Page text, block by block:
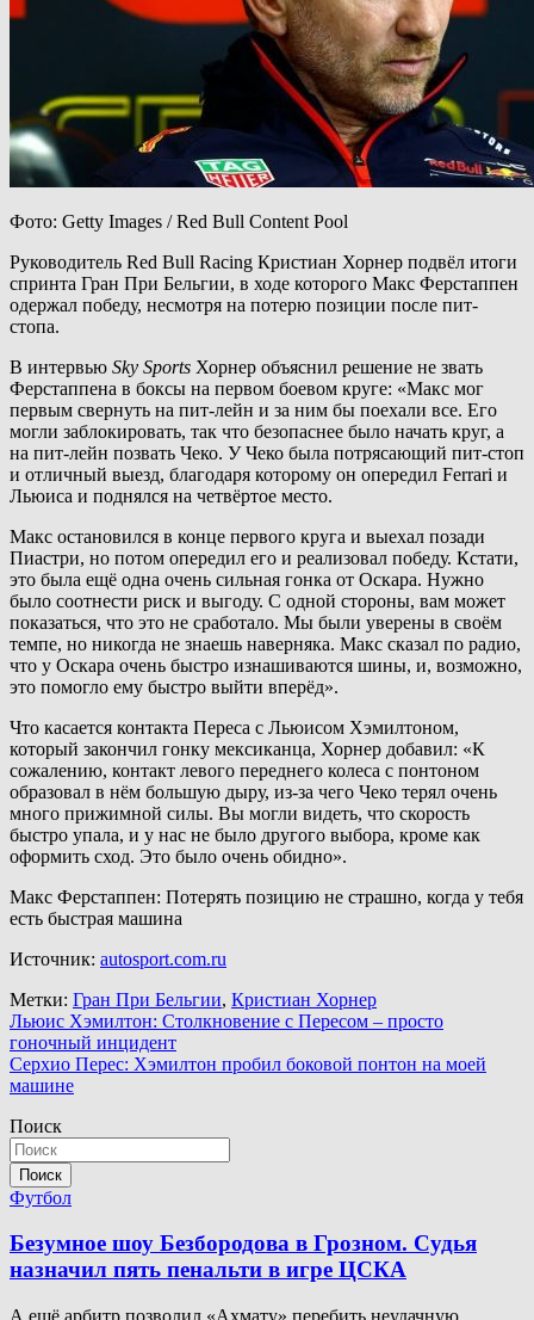
Фото: Getty Images / Red Bull Content Pool
Руководитель Red Bull Racing Кристиан Хорнер подвёл итоги
спринта Гран При Бельгии, в ходе которого Макс Ферстаппен
одержал победу, несмотря на потерю позиции после пит-
стопа.
В интервью Sky Sports Хорнер объяснил решение не звать
Ферстаппена в боксы на первом боевом круге: «Макс мог
первым свернуть на пит-лейн и за ним бы поехали все. Его
могли заблокировать, так что безопаснее было начать круг, а
на пит-лейн позвать Чеко. У Чеко была потрясающий пит-стоп
и отличный выезд, благодаря которому он опередил Ferrari и
Льюиса и поднялся на четвёртое место.
Макс остановился в конце первого круга и выехал позади
Пиастри, но потом опередил его и реализовал победу. Кстати,
это была ещё одна очень сильная гонка от Оскара. Нужно
было соотнести риск и выгоду. С одной стороны, вам может
показаться, что это не сработало. Мы были уверены в своём
темпе, но никогда не знаешь наверняка. Макс сказал по радио,
что у Оскара очень быстро изнашиваются шины, и, возможно,
это помогло ему быстро выйти вперёд».
Что касается контакта Переса с Льюисом Хэмилтоном,
который закончил гонку мексиканца, Хорнер добавил: «К
сожалению, контакт левого переднего колеса с понтоном
образовал в нём большую дыру, из-за чего Чеко терял очень
много прижимной силы. Вы могли видеть, что скорость
быстро упала, и у нас не было другого выбора, кроме как
оформить сход. Это было очень обидно».
Макс Ферстаппен: Потерять позицию не страшно, когда у тебя
есть быстрая машина
Источник: autosport.com.ru
Метки: Гран При Бельгии, Кристиан Хорнер
Навигация
по
записям
Льюис Хэмилтон: Столкновение с Пересом – просто
гоночный инцидент
Серхио Перес: Хэмилтон пробил боковой понтон на моей
машине
Поиск
Поиск
Футбол
Безумное шоу Безбородова в Грозном. Судья
назначил пять пенальти в игре ЦСКА